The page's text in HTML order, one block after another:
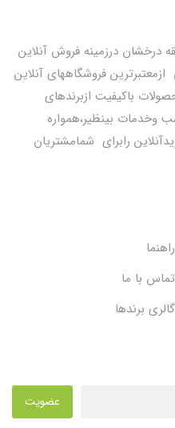
پروین با 10سال سابقه درخشان درزمینه فروش آنلاین
فروشگاههای آنلاین
باکیفیت ازبرندهای
وخدمات بینظیر،همواره
رابرای شمامشتریان
راهنما
تماس با ما
گالری برندها
عضویت